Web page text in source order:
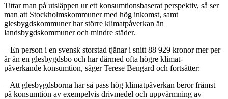
Tittar man på utsläppen ur ett konsumtionsbaserat perspektiv, så ser
man att Stockholmskommuner med hög inkomst, samt
glesbygdskommuner har större klimatpåverkan än
landsbygdskommuner och mindre städer.
– En person i en svensk storstad tjänar i snitt 88 929 kronormer per
år än en glesbygdsbo och har därmed ofta högre klimat-
påverkande konsumtion, säger Terese Bengard och fortsätter:
– Att glesbygdsborna har så pass hög klimatpåverkan beror främst
på konsumtion av exempelvis drivmedel och uppvärmning av